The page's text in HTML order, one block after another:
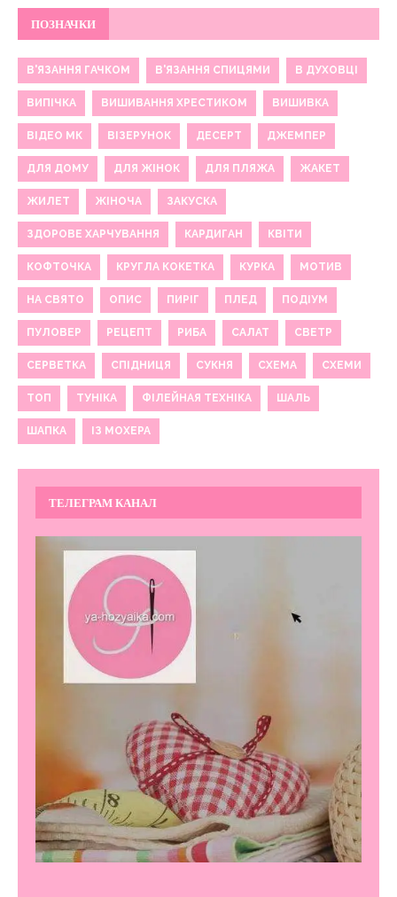
ПОЗНАЧКИ
В'ЯЗАННЯ ГАЧКОМ В'ЯЗАННЯ СПИЦЯМИ В ДУХОВЦІ
ВИПІЧКА ВИШИВАННЯ ХРЕСТИКОМ ВИШИВКА
ВІДЕО МК ВІЗЕРУНОК ДЕСЕРТ ДЖЕМПЕР
ДЛЯ ДОМУ ДЛЯ ЖІНОК ДЛЯ ПЛЯЖА ЖАКЕТ
ЖИЛЕТ ЖІНОЧА ЗАКУСКА
ЗДОРОВЕ ХАРЧУВАННЯ КАРДИГАН КВІТИ
КОФТОЧКА КРУГЛА КОКЕТКА КУРКА МОТИВ
НА СВЯТО ОПИС ПИРІГ ПЛЕД ПОДІУМ
ПУЛОВЕР РЕЦЕПТ РИБА САЛАТ СВЕТР
СЕРВЕТКА СПІДНИЦЯ СУКНЯ СХЕМА СХЕМИ
ТОП ТУНІКА ФІЛЕЙНАЯ ТЕХНІКА ШАЛЬ
ШАПКА ІЗ МОХЕРА
ТЕЛЕГРАМ КАНАЛ